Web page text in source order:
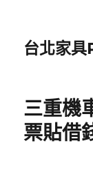
台北家
三重機
票貼借